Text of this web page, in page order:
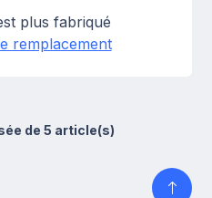
plus fabriqué
remplacement
de 5 article(s)